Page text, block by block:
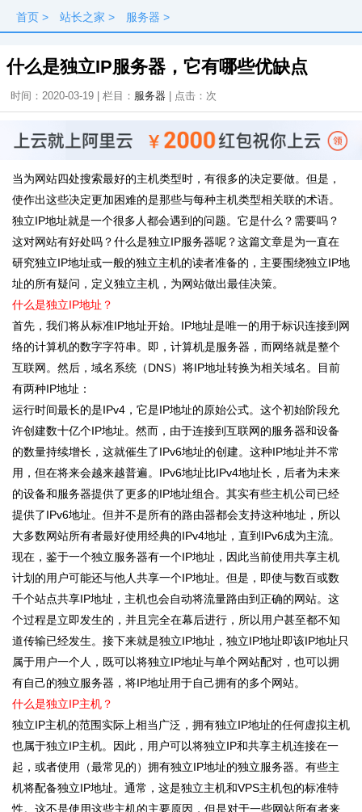
首页 > 站长之家 > 服务器 >
什么是独立IP服务器，它有哪些优缺点
时间：2020-03-19 | 栏目： 服务器 | 点击： 次
当为网站四处搜索最好的主机类型时，有很多的决定要做。但是，
使作出这些决定更加困难的是那些与每种主机类型相关联的术语。
独立IP地址就是一个很多人都会遇到的问题。它是什么？需要吗？
这对网站有好处吗？什么是独立IP服务器呢？这篇文章是为一直在
研究独立IP地址或一般的独立主机的读者准备的，主要围绕独立IP地
址的所有疑问，定义独立主机，为网站做出最佳决策。
什么是独立IP地址？
首先，我们将从标准IP地址开始。IP地址是唯一的用于标识连接到网
络的计算机的数字字符串。即，计算机是服务器，而网络就是整个
互联网。然后，域名系统（DNS）将IP地址转换为相关域名。目前
有两种IP地址：
运行时间最长的是IPv4，它是IP地址的原始公式。这个初始阶段允
许创建数十亿个IP地址。然而，由于连接到互联网的服务器和设备
的数量持续增长，这就催生了IPv6地址的创建。这种IP地址并不常
用，但在将来会越来越普遍。IPv6地址比IPv4地址长，后者为未来
的设备和服务器提供了更多的IP地址组合。其实有些主机公司已经
提供了IPv6地址。但并不是所有的路由器都会支持这种地址，所以
大多数网站所有者最好使用经典的IPv4地址，直到IPv6成为主流。
现在，鉴于一个独立服务器有一个IP地址，因此当前使用共享主机
计划的用户可能还与他人共享一个IP地址。但是，即使与数百或数
千个站点共享IP地址，主机也会自动将流量路由到正确的网站。这
个过程是立即发生的，并且完全在幕后进行，所以用户甚至都不知
道传输已经发生。接下来就是独立IP地址，独立IP地址即该IP地址只
属于用户一个人，既可以将独立IP地址与单个网站配对，也可以拥
有自己的独立服务器，将IP地址用于自己拥有的多个网站。
什么是独立IP主机？
独立IP主机的范围实际上相当广泛，拥有独立IP地址的任何虚拟主机
也属于独立IP主机。因此，用户可以将独立IP和共享主机连接在一
起，或者使用（最常见的）拥有独立IP地址的独立服务器。有些主
机将配备独立IP地址。通常，这是独立主机和VPS主机包的标准特
性。这不是使用这些主机的主要原因，但是对于一些网站所有者来